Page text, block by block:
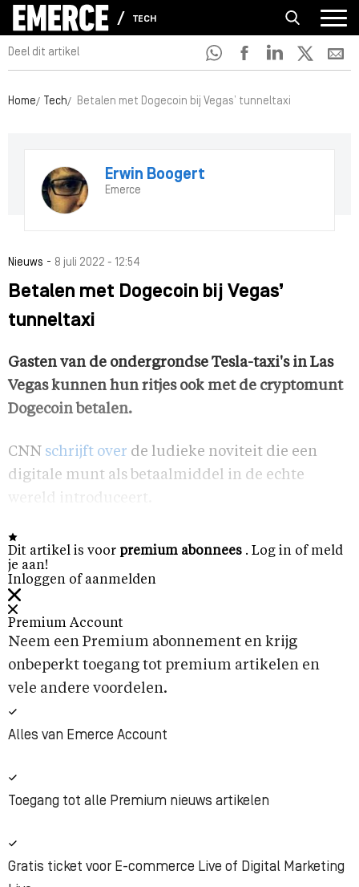
TECH
Deel dit artikel
Home Tech Betalen met Dogecoin bij Vegas’ tunneltaxi
Erwin Boogert
Emerce
Nieuws - 8 juli 2022 - 12:54
Betalen met Dogecoin bij Vegas’
tunneltaxi
Gasten van de ondergrondse Tesla-taxi's in Las
Vegas kunnen hun ritjes ook met de cryptomunt
Dogecoin betalen.
CNN schrijft over de ludieke noviteit die een
digitale munt als betaalmiddel in de echte
Dit artikel is voor premium abonnees . Log in of meld
je aan!
Inloggen of aanmelden
Premium Account
Neem een Premium abonnement en krijg
onbeperkt toegang tot premium artikelen en
vele andere voordelen.
Alles van Emerce Account
Toegang tot alle Premium nieuws artikelen
Gratis ticket voor E-commerce Live of Digital Marketing